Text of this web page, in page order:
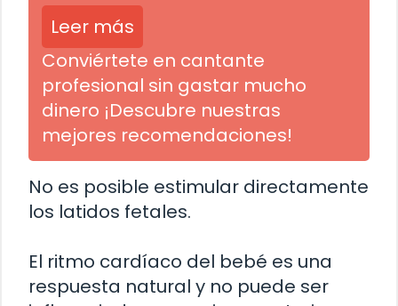
Leer más
Conviértete en cantante
profesional sin gastar mucho
dinero ¡Descubre nuestras
mejores recomendaciones!
No es posible estimular directamente
los latidos fetales.
El ritmo cardíaco del bebé es una
respuesta natural y no puede ser